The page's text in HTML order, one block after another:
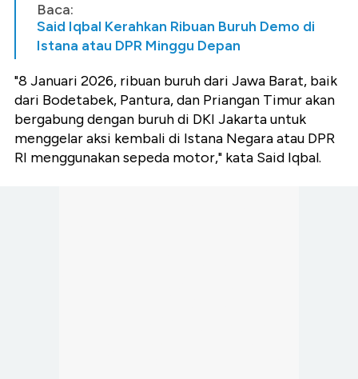
Baca:
Said Iqbal Kerahkan Ribuan Buruh Demo di
Istana atau DPR Minggu Depan
"8 Januari 2026, ribuan buruh dari Jawa Barat, baik
dari Bodetabek, Pantura, dan Priangan Timur akan
bergabung dengan buruh di DKI Jakarta untuk
menggelar aksi kembali di Istana Negara atau DPR
RI menggunakan sepeda motor," kata Said Iqbal.